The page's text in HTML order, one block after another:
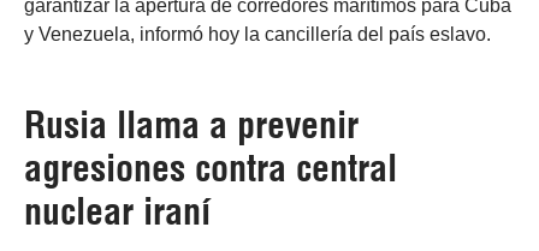
garantizar la apertura de corredores marítimos para Cuba
y Venezuela, informó hoy la cancillería del país eslavo.
Rusia llama a prevenir
agresiones contra central
nuclear iraní